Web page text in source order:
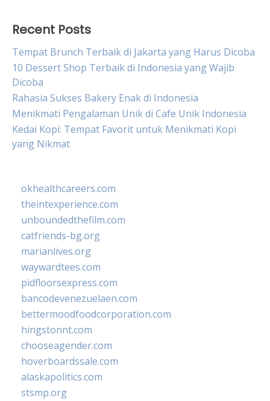
Recent Posts
Tempat Brunch Terbaik di Jakarta yang Harus Dicoba
10 Dessert Shop Terbaik di Indonesia yang Wajib
Dicoba
Rahasia Sukses Bakery Enak di Indonesia
Menikmati Pengalaman Unik di Cafe Unik Indonesia
Kedai Kopi: Tempat Favorit untuk Menikmati Kopi
yang Nikmat
okhealthcareers.com
theintexperience.com
unboundedthefilm.com
catfriends-bg.org
marianlives.org
waywardtees.com
pidfloorsexpress.com
bancodevenezuelaen.com
bettermoodfoodcorporation.com
hingstonnt.com
chooseagender.com
hoverboardssale.com
alaskapolitics.com
stsmp.org